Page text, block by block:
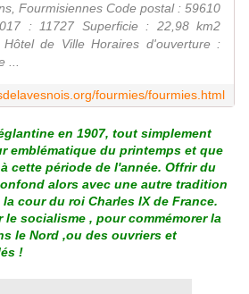
Fourmisiennes Code postal : 59610
: 11727 Superficie : 22,98 km2
de Ville Horaires d'ouverture :
...
fourmies/fourmies.html
en 1907, tout simplement
emblématique du printemps et que
cette période de l'année. Offrir du
alors avec une autre tradition
cour du roi Charles IX de France.
socialisme , pour commémorer la
le Nord ,ou des ouvriers et
!